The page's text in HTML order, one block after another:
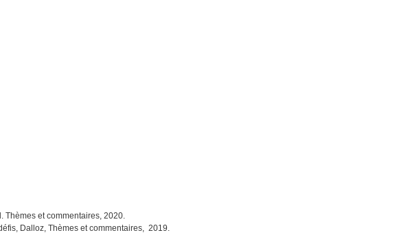
Thèmes et commentaires, 2020.
Dalloz, Thèmes et commentaires, 2019.